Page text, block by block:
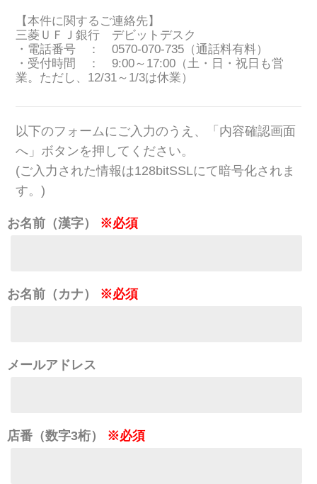
【本件に関するご連絡先】
三菱ＵＦＪ銀行 デビットデスク
・電話番号 ： 0570-070-735（通話料有料）
・受付時間 ： 9:00～17:00（土・日・祝日も営
業。ただし、12/31～1/3は休業）
以下のフォームにご入力のうえ、「内容確認画面
へ」ボタンを押してください。
(ご入力された情報は128bitSSLにて暗号化されま
す。)
お名前（漢字） ※必須
お名前（カナ） ※必須
メールアドレス
店番（数字3桁） ※必須